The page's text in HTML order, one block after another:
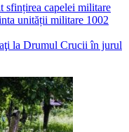
sfințirea capelei militare
unității militare 1002
la Drumul Crucii în jurul